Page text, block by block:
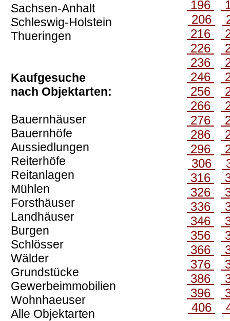
Sachsen-Anhalt
Schleswig-Holstein
Thueringen
Kaufgesuche
nach Objektarten:
Bauernhäuser
Bauernhöfe
Aussiedlungen
Reiterhöfe
Reitanlagen
Mühlen
Forsthäuser
Landhäuser
Burgen
Schlösser
Wälder
Grundstücke
Gewerbeimmobilien
Wohnhaeuser
Alle Objektarten
196
206
216
226
236
246
256
266
276
286
296
306
316
326
336
346
356
366
376
386
396
406